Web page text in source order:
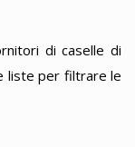
di caselle di
liste per filtrare le